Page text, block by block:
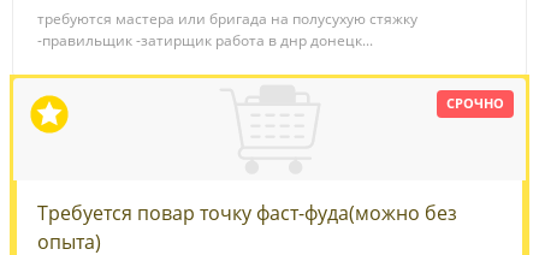
требуются мастера или бригада на полусухую стяжку
-правильщик -затирщик работа в днр донецк...
СРОЧНО
Требуется повар точку фаст-фуда(можно без
опыта)